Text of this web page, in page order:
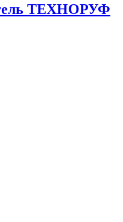
ТЕХНОРУФ